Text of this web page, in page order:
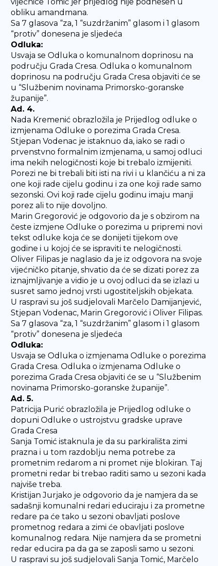
obliku amandmana.
Sa 7 glasova “za, 1 “suzdržanim” glasom i 1 glasom
“protiv” donesena je sljedeća
Odluka:
Usvaja se Odluka o komunalnom doprinosu na
području Grada Cresa. Odluka o komunalnom
doprinosu na području Grada Cresa objaviti će se
u “Službenim novinama Primorsko-goranske
županije”.
Ad. 4.
Nada Kremenić obrazložila je Prijedlog odluke o
izmjenama Odluke o porezima Grada Cresa.
Stjepan Vodenac je istaknuo da, iako se radi o
prvenstvno formalnim izmjenama, u samoj odluci
ima nekih nelogičnosti koje bi trebalo izmijeniti.
Porezi ne bi trebali biti isti na rivi i u klančiću a ni za
one koji rade cijelu godinu i za one koji rade samo
sezonski. Ovi koji rade cijelu godinu imaju manji
porez ali to nije dovoljno.
Marin Gregorović je odgovorio da je s obzirom na
česte izmjene Odluke o porezima u pripremi novi
tekst odluke koja će se donijeti tijekom ove
godine i u kojoj će se ispraviti te nelogičnosti.
Oliver Filipas je naglasio da je iz odgovora na svoje
vijećničko pitanje, shvatio da će se dizati porez za
iznajmljivanje a vidio je u ovoj odluci da se izlazi u
susret samo jednoj vrsti ugostiteljskih objekata.
U raspravi su još sudjelovali Marčelo Damijanjević,
Stjepan Vodenac, Marin Gregorović i Oliver Filipas.
Sa 7 glasova “za, 1 “suzdržanim” glasom i 1 glasom
“protiv” donesena je sljedeća
Odluka:
Usvaja se Odluka o izmjenama Odluke o porezima
Grada Cresa. Odluka o izmjenama Odluke o
porezima Grada Cresa objaviti će se u “Službenim
novinama Primorsko-goranske županije”.
Ad. 5.
Patricija Purić obrazložila je Prijedlog odluke o
dopuni Odluke o ustrojstvu gradske uprave
Grada Cresa
Sanja Tomić istaknula je da su parkirališta zimi
prazna i u tom razdoblju nema potrebe za
prometnim redarom a ni promet nije blokiran. Taj
prometni redar bi trebao raditi samo u sezoni kada
najviše treba.
Kristijan Jurjako je odgovorio da je namjera da se
sadašnji komunalni redari educiraju i za prometne
redare pa će tako u sezoni obavljati poslove
prometnog redara a zimi će obavljati poslove
komunalnog redara. Nije namjera da se prometni
redar educira pa da ga se zaposli samo u sezoni.
U raspravi su još sudjelovali Sanja Tomić, Marčelo